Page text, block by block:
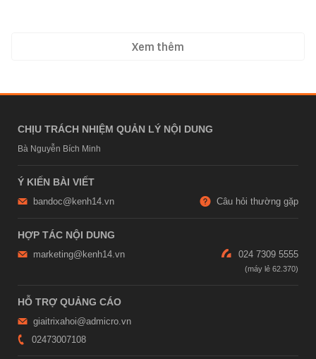
Xem thêm
CHỊU TRÁCH NHIỆM QUẢN LÝ NỘI DUNG
Bà Nguyễn Bích Minh
Ý KIẾN BÀI VIẾT
bandoc@kenh14.vn Câu hỏi thường gặp
HỢP TÁC NỘI DUNG
marketing@kenh14.vn 024 7309 5555
HỖ TRỢ QUẢNG CÁO
giaitrixahoi@admicro.vn
02473007108